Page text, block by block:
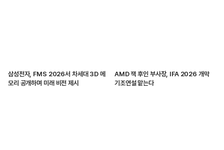
삼성전자, FMS 2026서 차세대 3D 메
모리 공개하며 미래 비전 제시
AMD 잭 후인 부사장, IFA 2026 개막
기조연설 맡는다